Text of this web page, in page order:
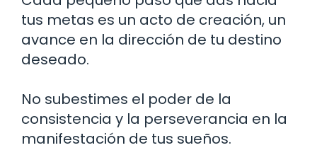
tus metas es un acto de creación, un
avance en la dirección de tu destino
deseado.
No subestimes el poder de la
consistencia y la perseverancia en la
manifestación de tus sueños.